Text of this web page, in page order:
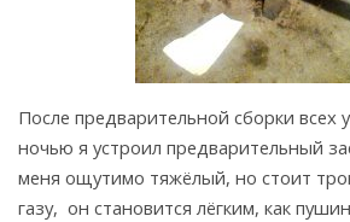
После предварительной сборки всех
ночью я устроил предварительный
меня ощутимо тяжёлый, но стоит
газу, он становится лёгким, как